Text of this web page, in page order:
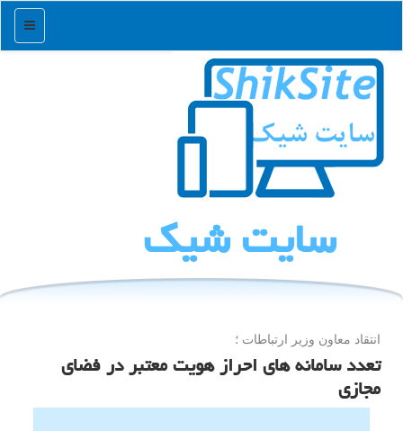
منو
سایت شیك
انتقاد معاون وزیر ارتباطات ؛
تعدد سامانه های احراز هویت معتبر در فضای
مجازی